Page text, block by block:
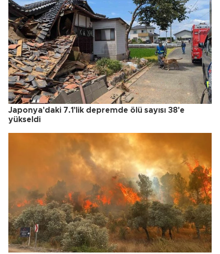
Japonya'daki 7.1'lik depremde ölü sayısı 38'e
yükseldi